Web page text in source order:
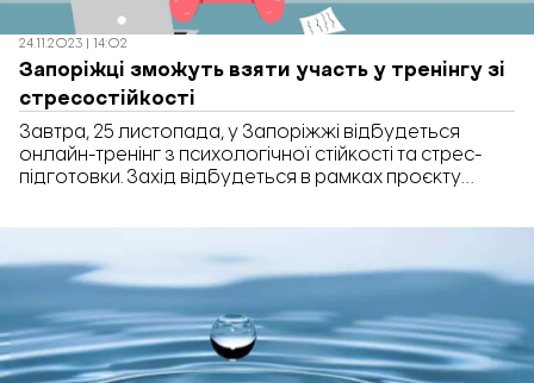
24.11.2023 | 14:02
Запоріжці зможуть взяти участь у тренінгу зі
стресостійкості
Завтра, 25 листопада, у Запоріжжі відбудеться
онлайн-тренінг з психологічної стійкості та стрес-
підготовки. Захід відбудеться в рамках проєкту
гойдалки негативно впливають на здоров’я, суттєво
необхідно вміти протидіяти ним, а у разі необхідності
– надати екстрену психологічну допомогу собі або
людям поруч”, – йдеться у […]